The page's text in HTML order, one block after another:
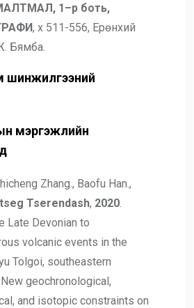
1–р боть,
, х 511-556, Ерөнхий
Бямба.
шинжилгээний
мэргэжлийн
Zhang., Baofu Han.,
Tserendash, 2020
Late Devonian to
volcanic events in the
Tolgoi, southeastern
geochronological,
and isotopic constraints on